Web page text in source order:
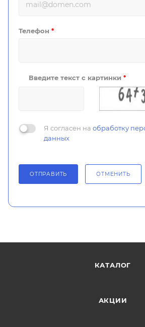
Телефон *
Введите текст с картинки *
Я согласен на обработку
данных
ОТПРАВИТЬ ОТМЕНИТЬ
КАТАЛОГ
АКЦИИ